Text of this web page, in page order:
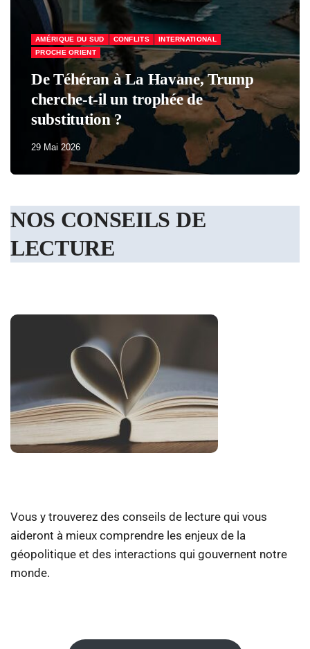
AMÉRIQUE DU SUD CONFLITS
INTERNATIONAL
PROCHE ORIENT
De Téhéran à La Havane, Trump
cherche-t-il un trophée de
substitution ?
29 Mai 2026
NOS CONSEILS DE
LECTURE
Vous y trouverez des conseils de lecture qui vous
aideront à mieux comprendre les enjeux de la
géopolitique et des interactions qui gouvernent notre
monde.